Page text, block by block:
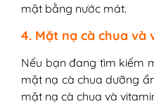
mặt bằng nước mát.
4. Mặt nạ cà chua và
Nếu bạn đang tìm kiếm
mặt nạ cà chua dưỡng
mặt nạ cà chua và